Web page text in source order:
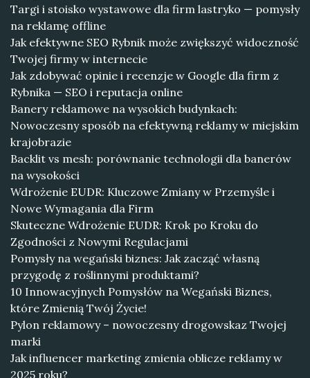
Targi i stoisko wystawowe dla firm lastryko — pomysły
na reklamę offline
Jak efektywne SEO Rybnik może zwiększyć widoczność
Twojej firmy w internecie
Jak zdobywać opinie i recenzje w Google dla firm z
Rybnika — SEO i reputacja online
Banery reklamowe na wysokich budynkach:
Nowoczesny sposób na efektywną reklamy w miejskim
krajobrazie
Backlit vs mesh: porównanie technologii dla banerów
na wysokości
Wdrożenie EUDR: Kluczowe Zmiany w Przemyśle i
Nowe Wymagania dla Firm
Skuteczne Wdrożenie EUDR: Krok po Kroku do
Zgodności z Nowymi Regulacjami
Pomysły na wegański biznes: Jak zacząć własną
przygodę z roślinnymi produktami?
10 Innowacyjnych Pomysłów na Wegański Biznes,
które Zmienią Twój Życie!
Pylon reklamowy – nowoczesny drogowskaz Twojej
marki
Jak influencer marketing zmienia oblicze reklamy w
2025 roku?